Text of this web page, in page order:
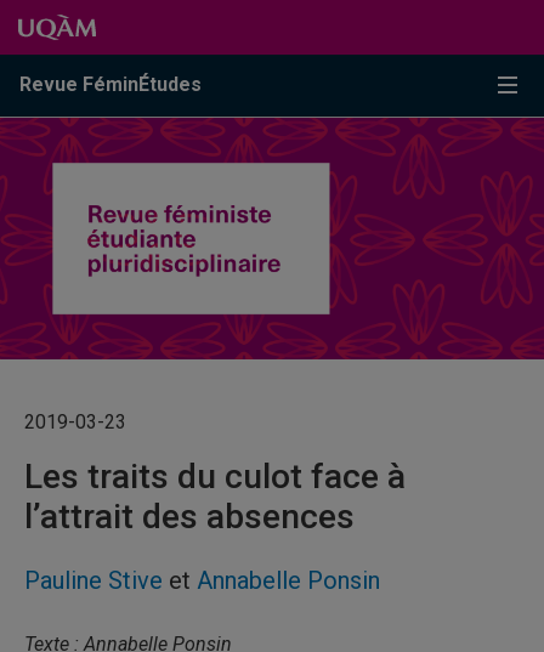
Passer au contenu
Accéder au menu principal
Accéder à la recherche
Passer au contenu
Accéder au menu principal
Revue FéminÉtudes
2019-03-23
Les traits du culot face à
l’attrait des absences
Pauline Stive et Annabelle Ponsin
Texte : Annabelle Ponsin